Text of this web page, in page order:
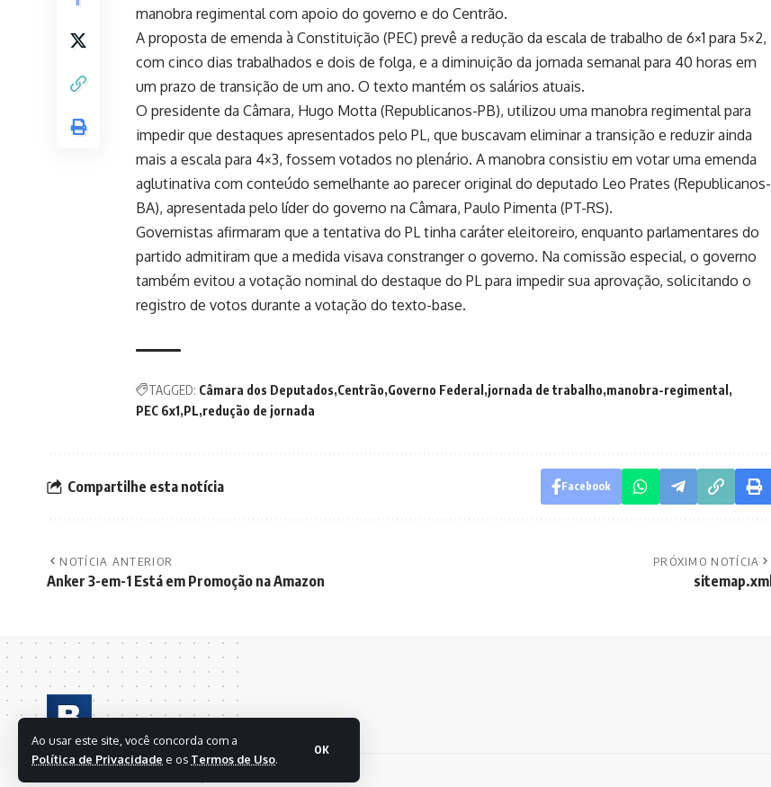
Ao usar este site, você concorda com a
Política de Privacidade e os Termos de Uso.
OK
manobra regimental com apoio do governo e do Centrão.
A proposta de emenda à Constituição (PEC) prevê a redução da escala de trabalho de 6×1 para 5×2,
com cinco dias trabalhados e dois de folga, e a diminuição da jornada semanal para 40 horas em
um prazo de transição de um ano. O texto mantém os salários atuais.
O presidente da Câmara, Hugo Motta (Republicanos-PB), utilizou uma manobra regimental para
impedir que destaques apresentados pelo PL, que buscavam eliminar a transição e reduzir ainda
mais a escala para 4×3, fossem votados no plenário. A manobra consistiu em votar uma emenda
aglutinativa com conteúdo semelhante ao parecer original do deputado Leo Prates (Republicanos-
BA), apresentada pelo líder do governo na Câmara, Paulo Pimenta (PT-RS).
Governistas afirmaram que a tentativa do PL tinha caráter eleitoreiro, enquanto parlamentares do
partido admitiram que a medida visava constranger o governo. Na comissão especial, o governo
também evitou a votação nominal do destaque do PL para impedir sua aprovação, solicitando o
registro de votos durante a votação do texto-base.
TAGGED: Câmara dos Deputados Centrão Governo Federal jornada de trabalho manobra-regimental
PEC 6x1 PL redução de jornada
Compartilhe esta notícia Facebook
NOTÍCIA ANTERIOR
Anker 3-em-1 Está em Promoção na Amazon
PRÓXIMO NOTÍCIA
sitemap.xml